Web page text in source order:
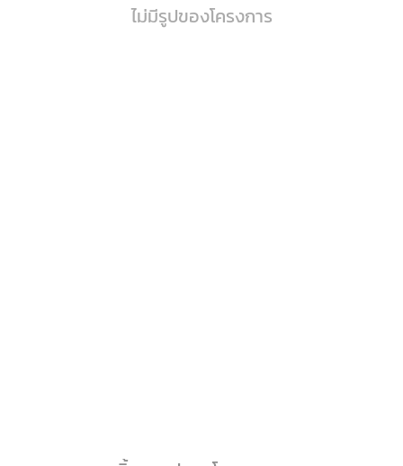
ไม่มีรูปของโครงการ